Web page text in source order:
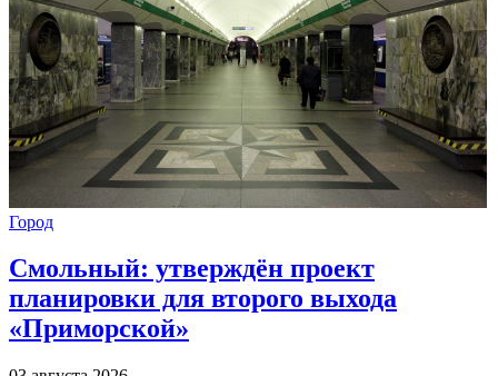
Город
Смольный: утверждён проект
планировки для второго выхода
«Приморской»